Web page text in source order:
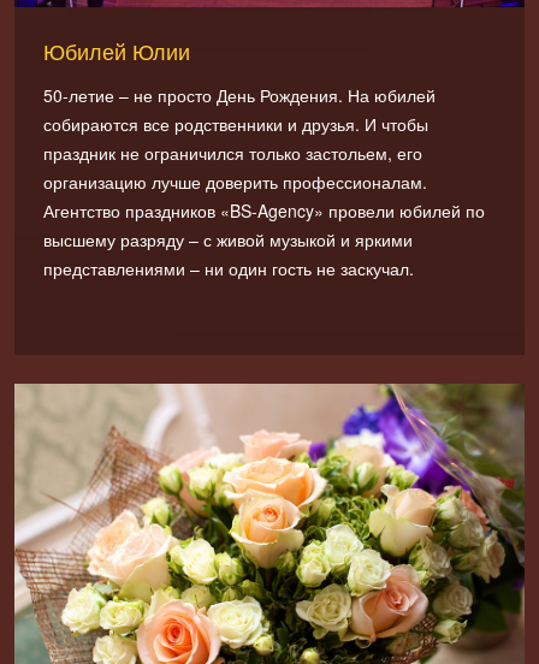
Юбилей Юлии
50-летие – не просто День Рождения. На юбилей
собираются все родственники и друзья. И чтобы
праздник не ограничился только застольем, его
организацию лучше доверить профессионалам.
Агентство праздников «BS-Agency» провели юбилей по
высшему разряду – с живой музыкой и яркими
представлениями – ни один гость не заскучал.